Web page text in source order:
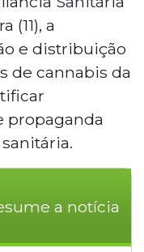
(11), a
e distribuição
de cannabis da
propaganda
a notícia